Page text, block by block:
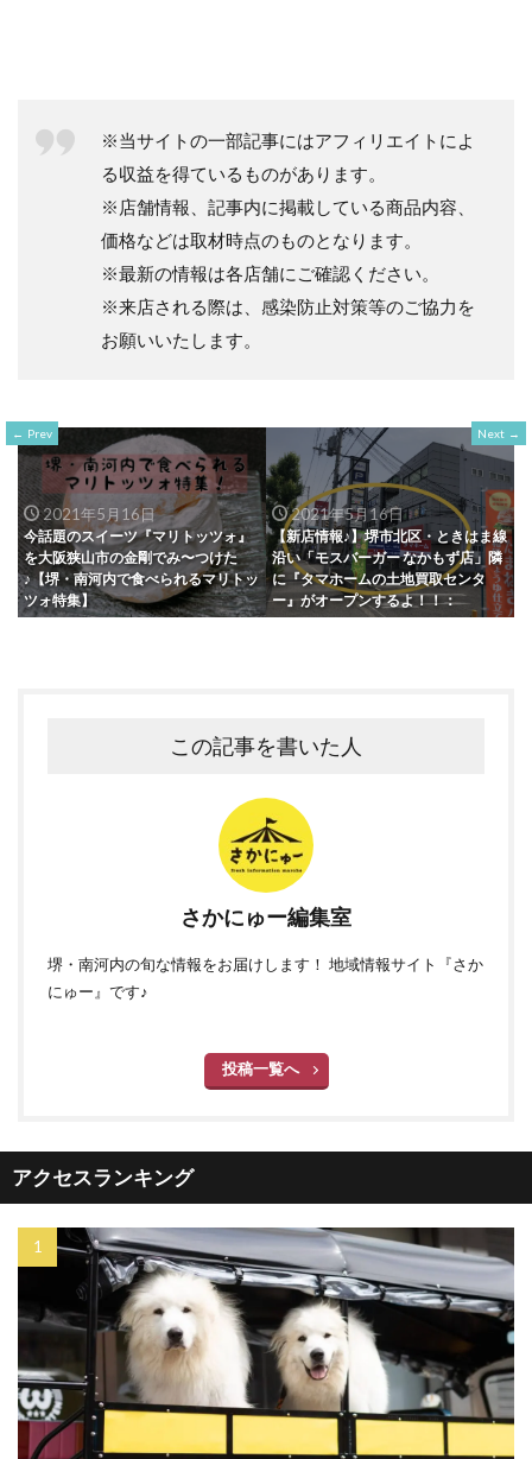
※当サイトの一部記事にはアフィリエイトによ
る収益を得ているものがあります。
※店舗情報、記事内に掲載している商品内容、
価格などは取材時点のものとなります。
※最新の情報は各店舗にご確認ください。
※来店される際は、感染防止対策等のご協力を
お願いいたします。
Prev
2021年5月16日
今話題のスイーツ『マリトッツォ』
を大阪狭山市の金剛でみ〜つけた
♪【堺・南河内で食べられるマリトッ
ツォ特集】
Next
2021年5月16日
【新店情報♪】堺市北区・ときはま線
沿い「モスバーガー なかもず店」隣
に『タマホームの土地買取センタ
ー』がオープンするよ！！：
この記事を書いた人
さかにゅー編集室
堺・南河内の旬な情報をお届けします！ 地域情報サイト『さか
にゅー』です♪
投稿一覧へ
アクセスランキング